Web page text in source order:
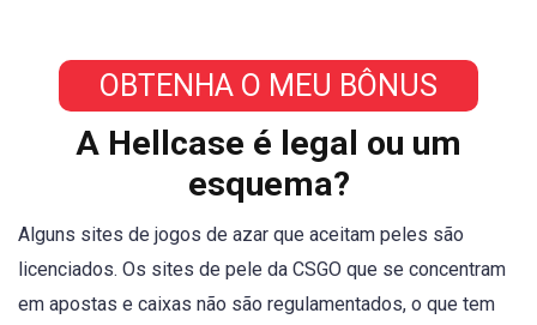
OBTENHA O MEU BÔNUS
A Hellcase é legal ou um
esquema?
Alguns sites de jogos de azar que aceitam peles são
licenciados. Os sites de pele da CSGO que se concentram
em apostas e caixas não são regulamentados, o que tem